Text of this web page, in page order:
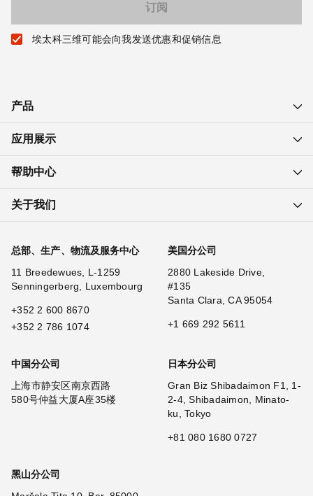
埃太科三维可能会向我发送优惠和促销信息
产品
应用展示
帮助中心
关于我们
总部、生产、物流及服务中心
11 Breedewues, L-1259
Senningerberg, Luxembourg
+352 2 600 8670
+352 2 786 1074
美国分公司
2880 Lakeside Drive,
#135
Santa Clara, CA 95054
+1 669 292 5611
中国分公司
上海市静安区南京西路
580号仲益大厦A座35楼
日本分公司
Gran Biz Shibadaimon F1, 1-
2-4, Shibadaimon, Minato-
ku, Tokyo
+81 080 1680 0727
黑山分公司